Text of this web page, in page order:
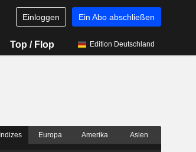
Einloggen Ein Abo abschließen
Top / Flop Edition Deutschland
Indizes Europa Amerika Asien